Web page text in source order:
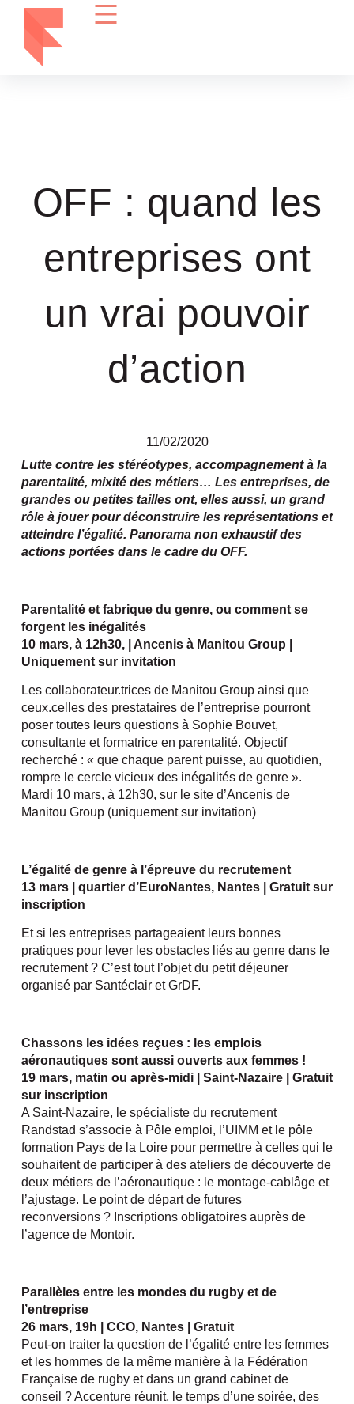
OFF : quand les
entreprises ont
un vrai pouvoir
d’action
11/02/2020
Lutte contre les stéréotypes, accompagnement à la
parentalité, mixité des métiers… Les entreprises, de
grandes ou petites tailles ont, elles aussi, un grand
rôle à jouer pour déconstruire les représentations et
atteindre l’égalité. Panorama non exhaustif des
actions portées dans le cadre du OFF.
Parentalité et fabrique du genre, ou comment se
forgent les inégalités
10 mars, à 12h30, | Ancenis à Manitou Group |
Uniquement sur invitation
Les collaborateur.trices de Manitou Group ainsi que
ceux.celles des prestataires de l’entreprise pourront
poser toutes leurs questions à Sophie Bouvet,
consultante et formatrice en parentalité. Objectif
recherché : « que chaque parent puisse, au quotidien,
rompre le cercle vicieux des inégalités de genre ».
Mardi 10 mars, à 12h30, sur le site d’Ancenis de
Manitou Group (uniquement sur invitation)
L’égalité de genre à l’épreuve du recrutement
13 mars | quartier d’EuroNantes, Nantes | Gratuit sur
inscription
Et si les entreprises partageaient leurs bonnes
pratiques pour lever les obstacles liés au genre dans le
recrutement ? C’est tout l’objet du petit déjeuner
organisé par Santéclair et GrDF.
Chassons les idées reçues : les emplois
aéronautiques sont aussi ouverts aux femmes !
19 mars, matin ou après-midi | Saint-Nazaire | Gratuit
sur inscription
A Saint-Nazaire, le spécialiste du recrutement
Randstad s’associe à Pôle emploi, l’UIMM et le pôle
formation Pays de la Loire pour permettre à celles qui le
souhaitent de participer à des ateliers de découverte de
deux métiers de l’aéronautique : le montage-cablâge et
l’ajustage. Le point de départ de futures
reconversions ? Inscriptions obligatoires auprès de
l’agence de Montoir.
Parallèles entre les mondes du rugby et de
l’entreprise
26 mars, 19h | CCO, Nantes | Gratuit
Peut-on traiter la question de l’égalité entre les femmes
et les hommes de la même manière à la Fédération
Française de rugby et dans un grand cabinet de
conseil ? Accenture réunit, le temps d’une soirée, des